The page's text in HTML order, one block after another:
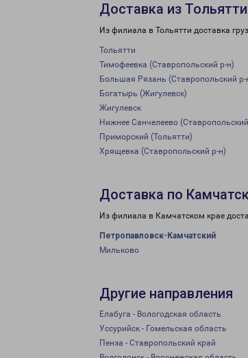
Доставка из
Из филиала в Тольятти доставка
Тольятти
Тимофеевка (Ставропольский р-н)
Большая Рязань (Ставропольский р-
Богатырь (Жигулевск)
Жигулевск
Нижнее Санчелеево
Приморский (Тольятти)
Хрящевка (Ставропольский р-н)
Доставка по
Из филиала в Камчатском крае
Петропавловск-Камчатский
Мильково
Другие направления
Елабуга - Вологодская область
Уссурийск - Гомельская область
Пенза - Ставропольский край